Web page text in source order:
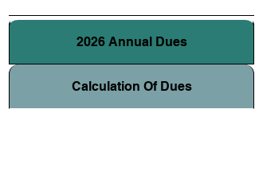
2026 Annual Dues
Calculation Of Dues